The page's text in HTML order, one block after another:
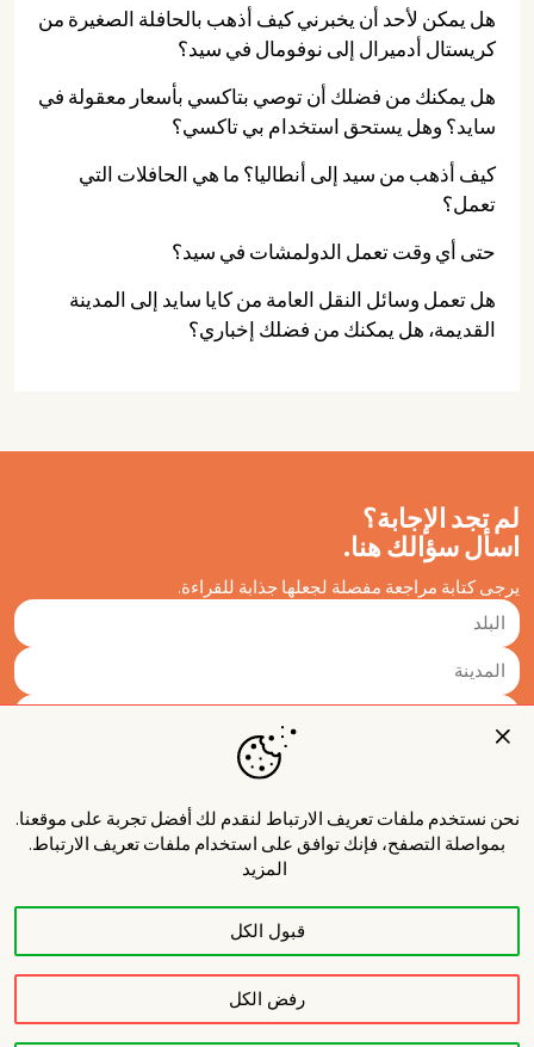
هل يمكن لأحد أن يخبرني كيف أذهب بالحافلة الصغيرة من
كريستال أدميرال إلى نوفومال في سيد؟
هل يمكنك من فضلك أن توصي بتاكسي بأسعار معقولة في
سايد؟ وهل يستحق استخدام بي تاكسي؟
كيف أذهب من سيد إلى أنطاليا؟ ما هي الحافلات التي
تعمل؟
حتى أي وقت تعمل الدولمشات في سيد؟
هل تعمل وسائل النقل العامة من كايا سايد إلى المدينة
القديمة، هل يمكنك من فضلك إخباري؟
لم تجد الإجابة؟
اسأل سؤالك هنا.
يرجى كتابة مراجعة مفصلة لجعلها جذابة للقراءة.
نشر
نحن نستخدم ملفات تعريف الارتباط لنقدم لك أفضل تجربة على موقعنا.
بمواصلة التصفح، فإنك توافق على استخدام ملفات تعريف الارتباط.
المزيد
قبول الكل
رفض الكل